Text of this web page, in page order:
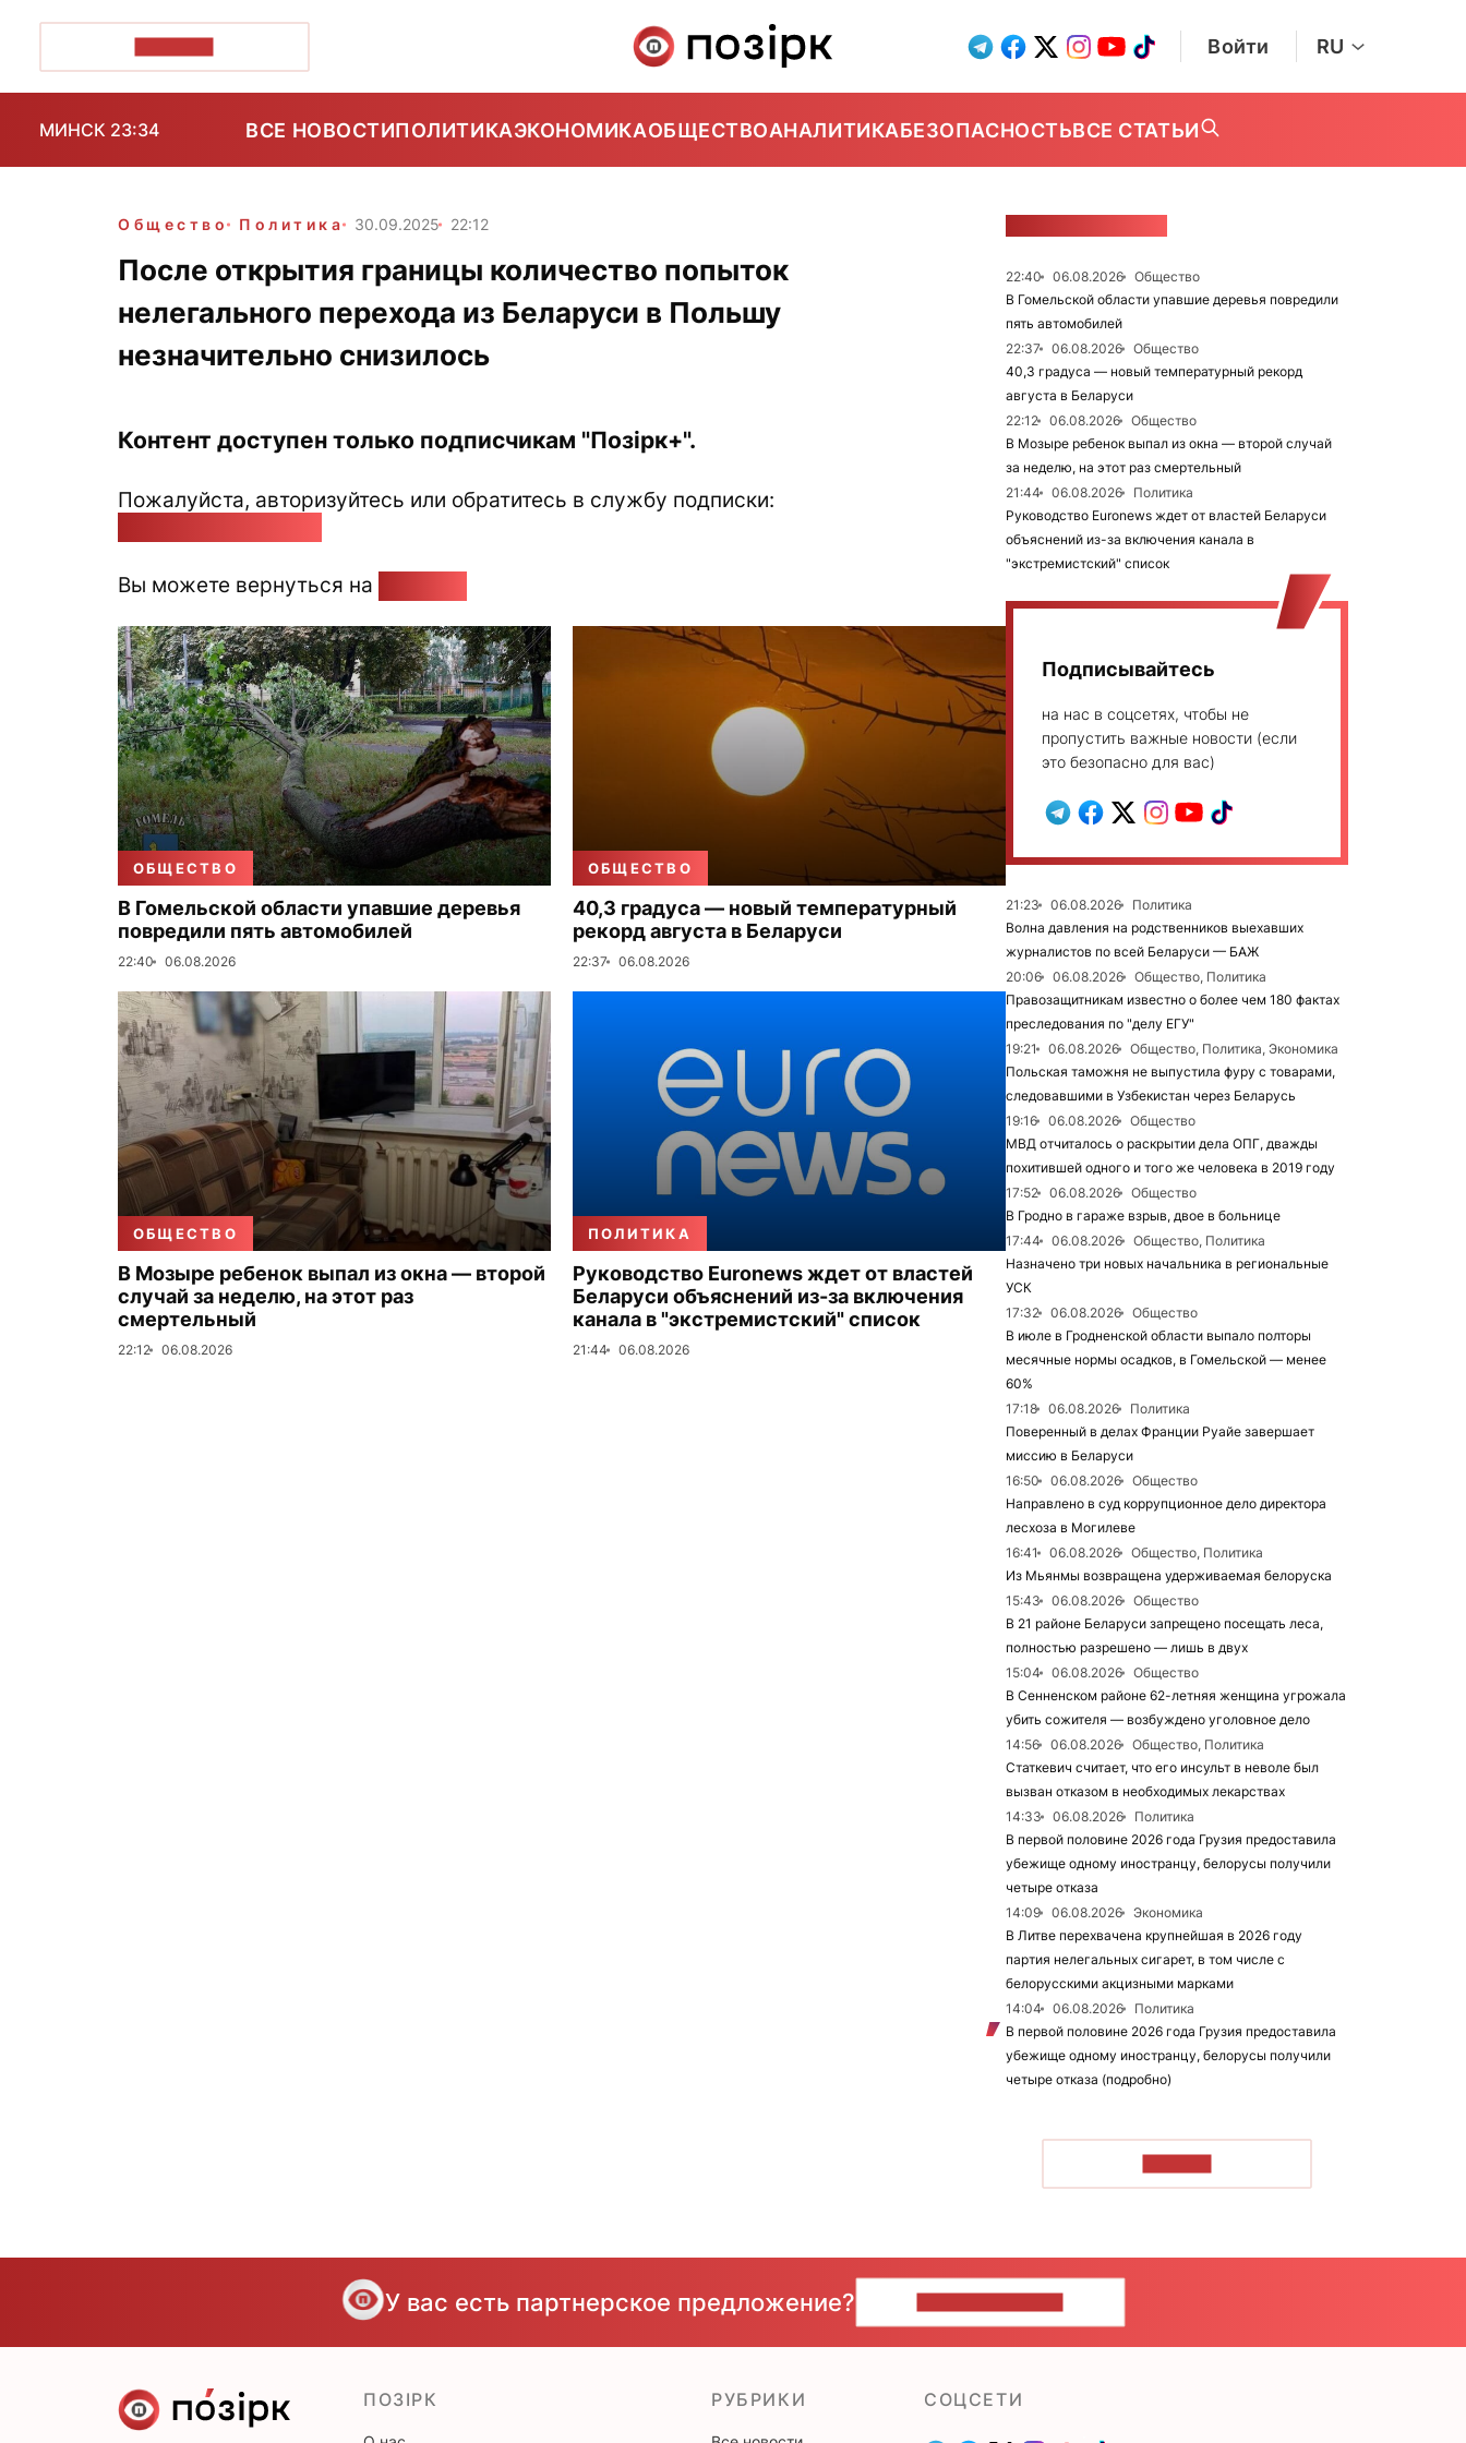
Войти RU
МИНСК 23:34 ВСЕ НОВОСТИПОЛИТИКАЭКОНОМИКАОБЩЕСТВОАНАЛИТИКАБЕЗОПАСНОСТЬВСЕ СТАТЬИ
Общество Политика 30.09.2025 22:12
После открытия границы количество попыток
нелегального перехода из Беларуси в Польшу
незначительно снизилось
Контент доступен только подписчикам "Позірк+".
Пожалуйста, авторизуйтесь или обратитесь в службу подписки:
Вы можете вернуться на
ОБЩЕСТВО
В Гомельской области упавшие деревья
повредили пять автомобилей
22:40 06.08.2026
ОБЩЕСТВО
40,3 градуса — новый температурный
рекорд августа в Беларуси
22:37 06.08.2026
ОБЩЕСТВО
В Мозыре ребенок выпал из окна — второй
случай за неделю, на этот раз
смертельный
22:12 06.08.2026
ПОЛИТИКА
Руководство Euronews ждет от властей
Беларуси объяснений из-за включения
канала в "экстремистский" список
21:44 06.08.2026
22:40 06.08.2026
Общество
В Гомельской области упавшие деревья повредили
пять автомобилей
22:37
06.08.2026
Общество
40,3 градуса — новый температурный рекорд
августа в Беларуси
22:12
06.08.2026
Общество
В Мозыре ребенок выпал из окна — второй случай
за неделю, на этот раз смертельный
21:44
06.08.2026
Политика
Руководство Euronews ждет от властей Беларуси
объяснений из-за включения канала в
"экстремистский" список
Подписывайтесь
на нас в соцсетях, чтобы не
пропустить важные новости (если
это безопасно для вас)
21:23 06.08.2026
Политика
Волна давления на родственников выехавших
журналистов по всей Беларуси — БАЖ
20:06
06.08.2026
Общество, Политика
Правозащитникам известно о более чем 180 фактах
преследования по "делу ЕГУ"
19:21
06.08.2026
Общество, Политика, Экономика
Польская таможня не выпустила фуру с товарами,
следовавшими в Узбекистан через Беларусь
19:16
06.08.2026
Общество
МВД отчиталось о раскрытии дела ОПГ, дважды
похитившей одного и того же человека в 2019 году
17:52
06.08.2026
Общество
В Гродно в гараже взрыв, двое в больнице
17:44
06.08.2026
Общество, Политика
Назначено три новых начальника в региональные
УСК
17:32
06.08.2026
Общество
В июле в Гродненской области выпало полторы
месячные нормы осадков, в Гомельской — менее
60%
17:18
06.08.2026
Политика
Поверенный в делах Франции Руайе завершает
миссию в Беларуси
16:50
06.08.2026
Общество
Направлено в суд коррупционное дело директора
лесхоза в Могилеве
16:41
06.08.2026
Общество, Политика
Из Мьянмы возвращена удерживаемая белоруска
15:43
06.08.2026
Общество
В 21 районе Беларуси запрещено посещать леса,
полностью разрешено — лишь в двух
15:04
06.08.2026
Общество
В Сенненском районе 62-летняя женщина угрожала
убить сожителя — возбуждено уголовное дело
14:56
06.08.2026
Общество, Политика
Статкевич считает, что его инсульт в неволе был
вызван отказом в необходимых лекарствах
14:33
06.08.2026
Политика
В первой половине 2026 года Грузия предоставила
убежище одному иностранцу, белорусы получили
четыре отказа
14:09
06.08.2026
Экономика
В Литве перехвачена крупнейшая в 2026 году
партия нелегальных сигарет, в том числе с
белорусскими акцизными марками
14:04
06.08.2026
Политика
В первой половине 2026 года Грузия предоставила
убежище одному иностранцу, белорусы получили
четыре отказа (подробно)
У вас есть партнерское предложение?
ПОЗІРК РУБРИКИ CОЦСЕТИ